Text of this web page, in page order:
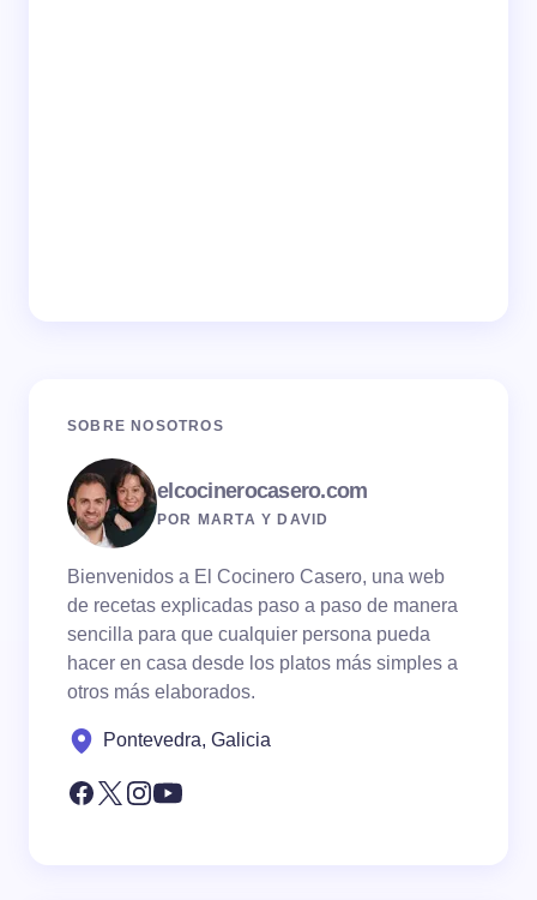
SOBRE NOSOTROS
elcocinerocasero.com
POR MARTA Y DAVID
Bienvenidos a El Cocinero Casero, una web
de recetas explicadas paso a paso de manera
sencilla para que cualquier persona pueda
hacer en casa desde los platos más simples a
otros más elaborados.
Pontevedra, Galicia